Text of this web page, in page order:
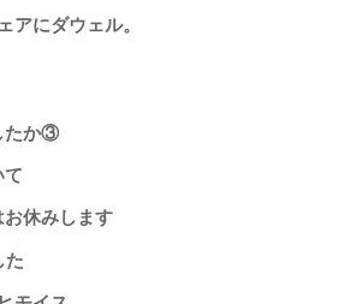
アにダウェル。
たか③
て
お休みします
た